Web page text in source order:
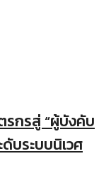
กรสู่ “ผู้บังคับ
บระบบนิเวศ